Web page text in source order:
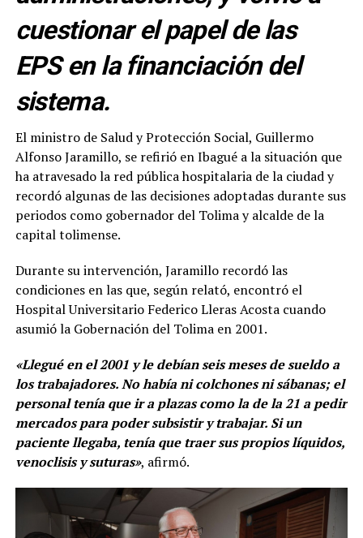
cuestionar el papel de las
EPS en la financiación del
sistema.
El ministro de Salud y Protección Social, Guillermo
Alfonso Jaramillo, se refirió en Ibagué a la situación que
ha atravesado la red pública hospitalaria de la ciudad y
recordó algunas de las decisiones adoptadas durante sus
periodos como gobernador del Tolima y alcalde de la
capital tolimense.
Durante su intervención, Jaramillo recordó las
condiciones en las que, según relató, encontró el
Hospital Universitario Federico Lleras Acosta cuando
asumió la Gobernación del Tolima en 2001.
«Llegué en el 2001 y le debían seis meses de sueldo a
los trabajadores. No había ni colchones ni sábanas; el
personal tenía que ir a plazas como la de la 21 a pedir
mercados para poder subsistir y trabajar. Si un
paciente llegaba, tenía que traer sus propios líquidos,
venoclisis y suturas», afirmó.